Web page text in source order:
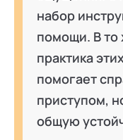
набор
помощи. В то
практика
помогает
приступом,
общую